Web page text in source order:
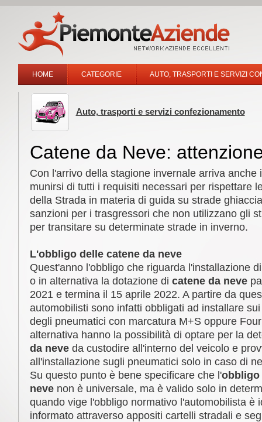
HOME CATEGORIE AUTO, TRASPORTI E SERVIZI
Auto, trasporti e servizi confezionamento
Catene da Neve:
Con l'arrivo della stagione invernale arriva anche
munirsi di tutti i requisiti necessari per rispettare
della Strada in materia di guida su strade
sanzioni per i trasgressori che non utilizzano gli
per transitare su determinate strade in inverno.
L'obbligo delle catene da neve
Quest'anno l'obbligo che riguarda l'installazione
o in alternativa la dotazione di catene da neve
2021 e termina il 15 aprile 2022. A partire da
automobilisti sono infatti obbligati ad installare
degli pneumatici con marcatura M+S oppure
alternativa hanno la possibilità di optare per la
da neveda custodire all'interno del veicolo e
all'installazione sugli pneumatici solo in caso di
Su questo punto è bene specificare che l'obbligo
nevenon è universale, ma è valido solo in
quando vige l'obbligo normativo l'automobilista è
informato attraverso appositi cartelli stradali e